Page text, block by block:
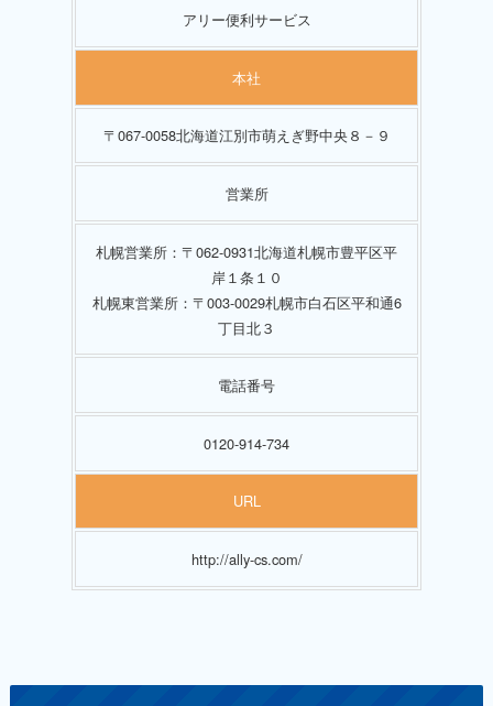
アリー便利サービス
本社
〒067-0058北海道江別市萌えぎ野中央８－９
営業所
札幌営業所：〒062-0931北海道札幌市豊平区平
岸１条１０
札幌東営業所：〒003-0029札幌市白石区平和通6
丁目北３
電話番号
0120-914-734
URL
http://ally-cs.com/